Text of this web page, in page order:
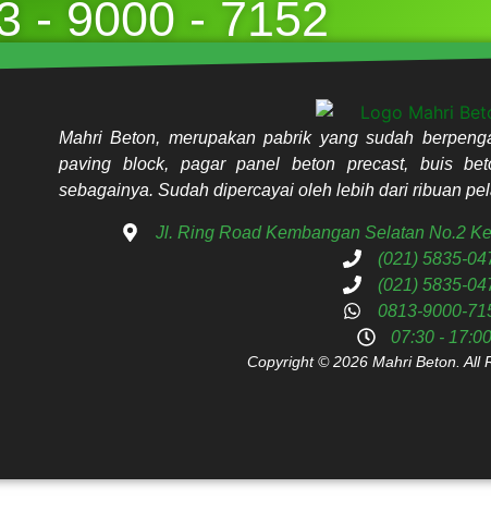
- 9000 - 7152
Mahri Beton, merupakan pabrik yang sudah
paving block, pagar panel beton precast, buis
sebagainya. Sudah dipercayai oleh lebih dari ribuan
Jl. Ring Road Kembangan Selatan No.2
(021) 5835-
(021) 5835-
0813-9000-
07:30 - 17:00
Copyright © 2026 Mahri Beton. All